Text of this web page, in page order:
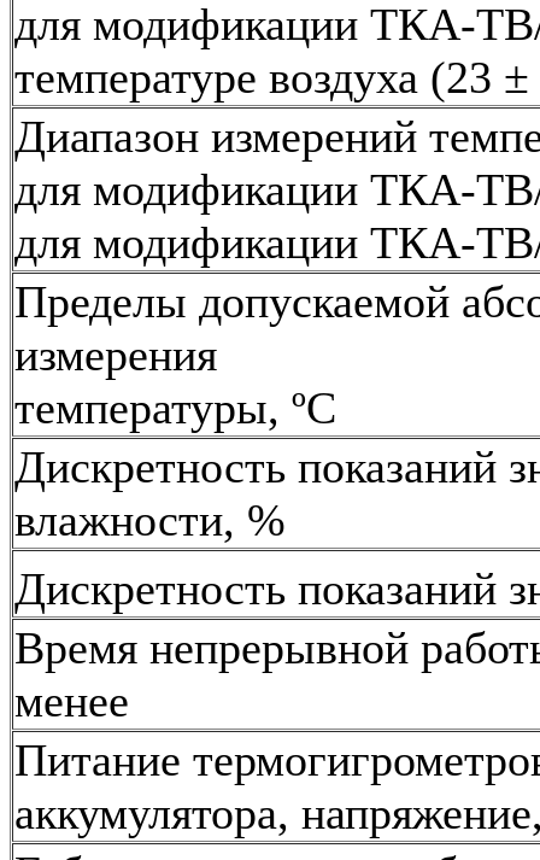
для модификации ТКА-
температуре воздуха (23
Диапазон измерений
для модификации ТКА-
для модификации ТКА-
Пределы допускаемой
измерения
температуры, ºС
Дискретность показаний
влажности, %
Дискретность показаний
Время непрерывной
менее
Питание
аккумулятора,